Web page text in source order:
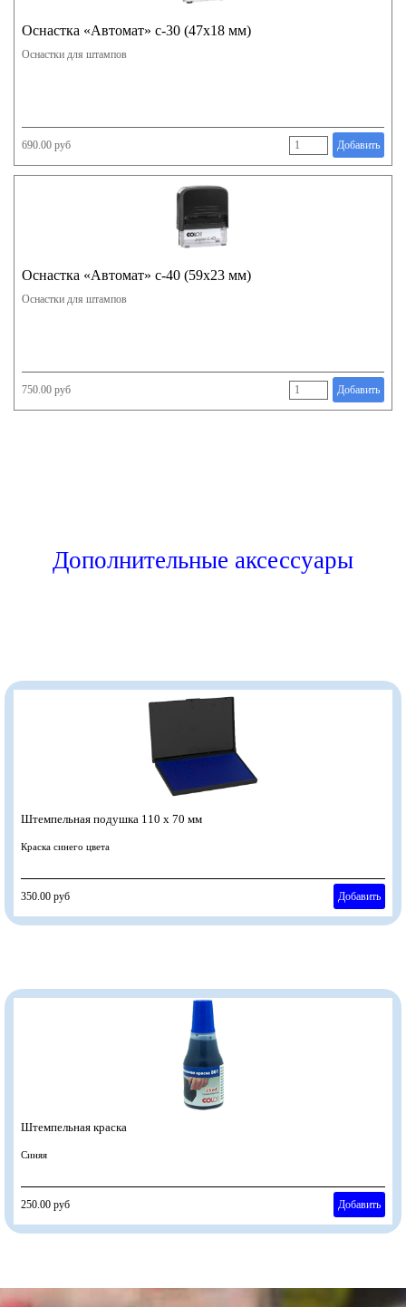
Оснастка «Автомат» с-30 (47х18 мм)
Оснастки для штампов
690.00 руб Добавить
Оснастка «Автомат» с-40 (59х23 мм)
Оснастки для штампов
750.00 руб Добавить
Дополнительные аксессуары
Штемпельная подушка 110 х 70 мм
Краска синего цвета
350.00 руб Добавить
Штемпельная краска
Синяя
250.00 руб Добавить